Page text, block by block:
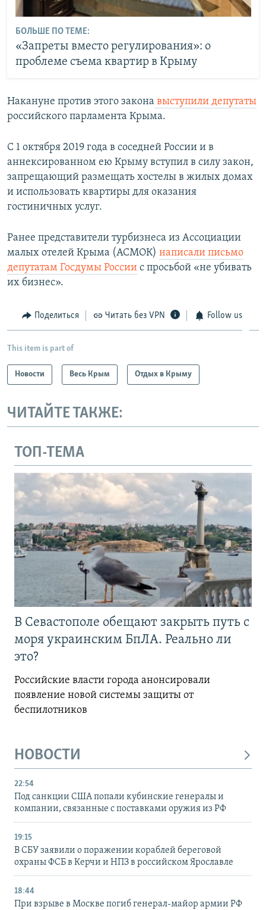
БОЛЬШЕ ПО ТЕМЕ:
«Запреты вместо регулирования»: о
проблеме съема квартир в Крыму
Накануне против этого закона выступили депутаты
российского парламента Крыма.
С 1 октября 2019 года в соседней России и в
аннексированном ею Крыму вступил в силу закон,
запрещающий размещать хостелы в жилых домах
и использовать квартиры для оказания
гостиничных услуг.
Ранее представители турбизнеса из Ассоциации
малых отелей Крыма (АСМОК) написали письмо
депутатам Госдумы России с просьбой «не убивать
их бизнес».
Поделиться Читать без VPN Follow us
This item is part of
Новости Весь Крым Отдых в Крыму
ЧИТАЙТЕ ТАКЖЕ:
ТОП-ТЕМА
В Севастополе обещают закрыть путь с
моря украинским БпЛА. Реально ли
это?
Российские власти города анонсировали
появление новой системы защиты от
беспилотников
НОВОСТИ
22:54
Под санкции США попали кубинские генералы и
компании, связанные с поставками оружия из РФ
19:15
В СБУ заявили о поражении кораблей береговой
охраны ФСБ в Керчи и НПЗ в российском Ярославле
18:44
При взрыве в Москве погиб генерал-майор армии РФ